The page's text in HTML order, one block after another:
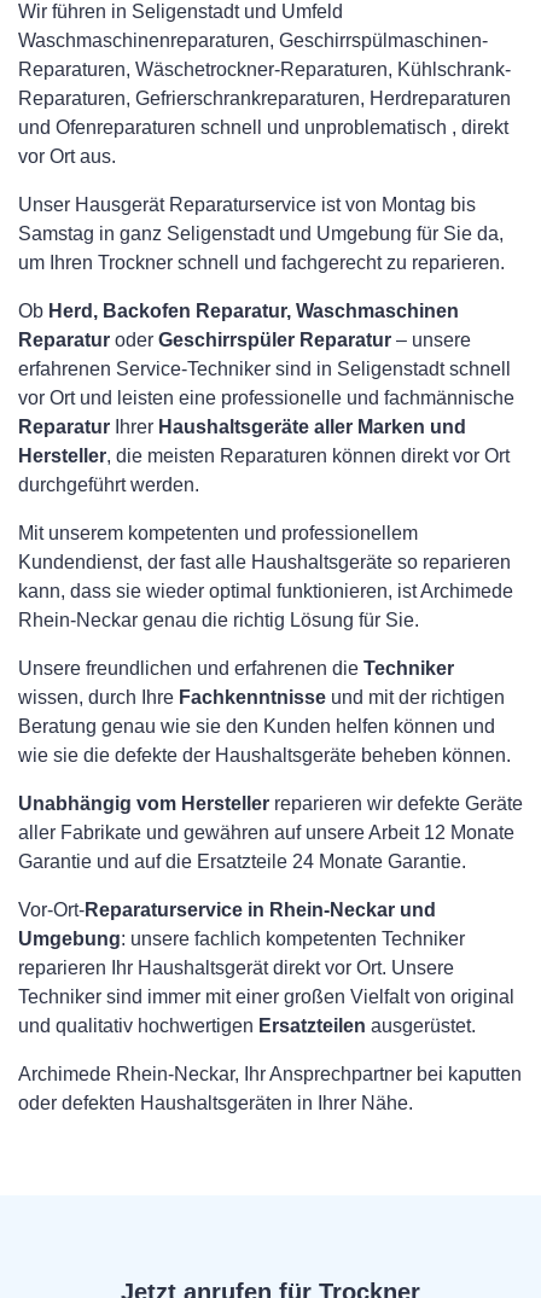
Wir führen in Seligenstadt und Umfeld
Waschmaschinenreparaturen, Geschirrspülmaschinen-
Reparaturen, Wäschetrockner-Reparaturen, Kühlschrank-
Reparaturen, Gefrierschrankreparaturen, Herdreparaturen
und Ofenreparaturen schnell und unproblematisch , direkt
vor Ort aus.
Unser Hausgerät Reparaturservice ist von Montag bis
Samstag in ganz Seligenstadt und Umgebung für Sie da,
um Ihren Trockner schnell und fachgerecht zu reparieren.
Ob Herd, Backofen Reparatur, Waschmaschinen
Reparatur oder Geschirrspüler Reparatur – unsere
erfahrenen Service-Techniker sind in Seligenstadt schnell
vor Ort und leisten eine professionelle und fachmännische
Reparatur Ihrer Haushaltsgeräte aller Marken und
Hersteller, die meisten Reparaturen können direkt vor Ort
durchgeführt werden.
Mit unserem kompetenten und professionellem
Kundendienst, der fast alle Haushaltsgeräte so reparieren
kann, dass sie wieder optimal funktionieren, ist Archimede
Rhein-Neckar genau die richtig Lösung für Sie.
Unsere freundlichen und erfahrenen die Techniker
wissen, durch Ihre Fachkenntnisse und mit der richtigen
Beratung genau wie sie den Kunden helfen können und
wie sie die defekte der Haushaltsgeräte beheben können.
Unabhängig vom Hersteller reparieren wir defekte Geräte
aller Fabrikate und gewähren auf unsere Arbeit 12 Monate
Garantie und auf die Ersatzteile 24 Monate Garantie.
Vor-Ort-Reparaturservice in Rhein-Neckar und
Umgebung: unsere fachlich kompetenten Techniker
reparieren Ihr Haushaltsgerät direkt vor Ort. Unsere
Techniker sind immer mit einer großen Vielfalt von original
und qualitativ hochwertigen Ersatzteilen ausgerüstet.
Archimede Rhein-Neckar, Ihr Ansprechpartner bei kaputten
oder defekten Haushaltsgeräten in Ihrer Nähe.
Jetzt anrufen für Trockner